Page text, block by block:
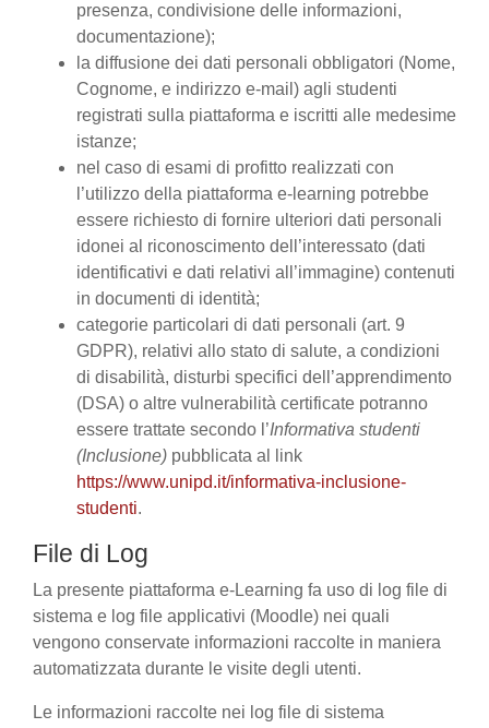
presenza, condivisione delle informazioni,
documentazione);
la diffusione dei dati personali obbligatori (Nome,
Cognome, e indirizzo e-mail) agli studenti
registrati sulla piattaforma e iscritti alle medesime
istanze;
nel caso di esami di profitto realizzati con
l’utilizzo della piattaforma e-learning potrebbe
essere richiesto di fornire ulteriori dati personali
idonei al riconoscimento dell’interessato (dati
identificativi e dati relativi all’immagine) contenuti
in documenti di identità;
categorie particolari di dati personali (art. 9
GDPR), relativi allo stato di salute, a condizioni
di disabilità, disturbi specifici dell’apprendimento
(DSA) o altre vulnerabilità certificate potranno
essere trattate secondo l’Informativa studenti
(Inclusione) pubblicata al link
https://www.unipd.it/informativa-inclusione-
studenti.
File di Log
La presente piattaforma e-Learning fa uso di log file di
sistema e log file applicativi (Moodle) nei quali
vengono conservate informazioni raccolte in maniera
automatizzata durante le visite degli utenti.
Le informazioni raccolte nei log file di sistema